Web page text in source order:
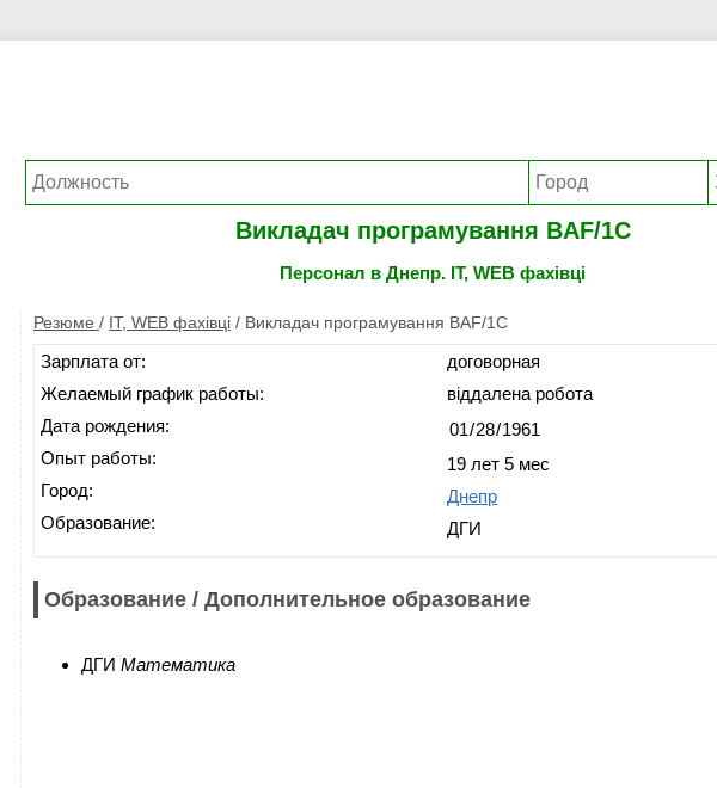
Викладач програмування BAF/1С
Персонал в Днепр. IT, WEB фахівці
Резюме / IT, WEB фахівці / Викладач програмування BAF/1С
Зарплата от:
Желаемый график работы:
Дата рождения:
Опыт работы:
Город:
Образование:
договорная
віддалена робота
19 лет 5 мес
Днепр
ДГИ
Образование / Дополнительное образование
ДГИ Математика